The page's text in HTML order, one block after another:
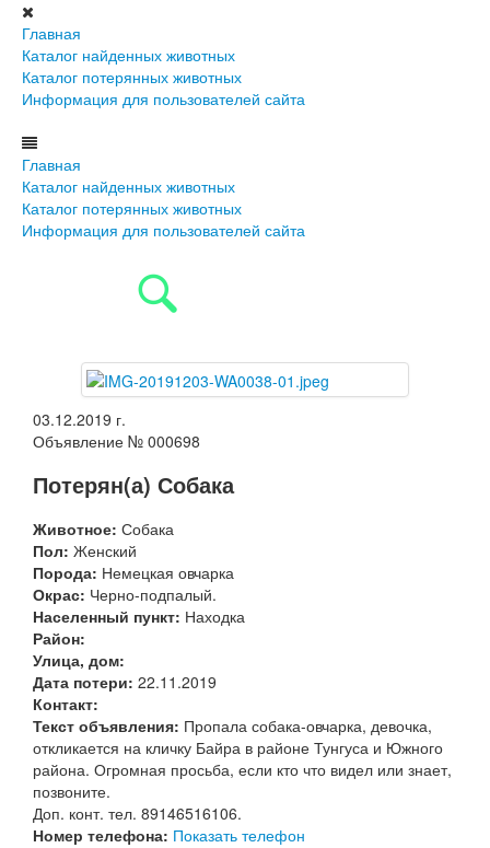
Главная
Каталог найденных животных
Каталог потерянных животных
Информация для пользователей сайта
Главная
Каталог найденных животных
Каталог потерянных животных
Информация для пользователей сайта
03.12.2019 г.
Объявление № 000698
Потерян(а) Собака
Животное: Собака
Пол: Женский
Порода: Немецкая овчарка
Окрас: Черно-подпалый.
Населенный пункт: Находка
Район:
Улица, дом:
Дата потери: 22.11.2019
Контакт:
Текст объявления: Пропала собака-овчарка, девочка,
откликается на кличку Байра в районе Тунгуса и Южного
района. Огромная просьба, если кто что видел или знает,
позвоните.
Доп. конт. тел. 89146516106.
Номер телефона: Показать телефон